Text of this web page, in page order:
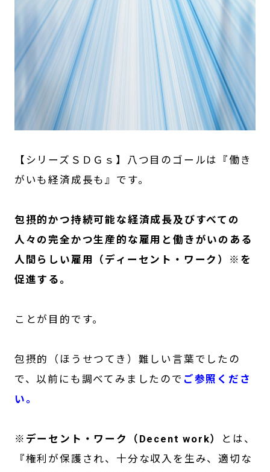
【シリーズＳＤＧｓ】八つ目のゴールは『働き
がいも経済成長も』です。
包摂的かつ持続可能な経済成長及びすべての
人々の完全かつ生産的な雇用と働きがいのある
人間らしい雇用（ディーセント・ワーク）※を
促進する。
ことが目的です。
包摂的（ほうせつてき）難しい言葉でしたの
で、以前にも調べてみましたので ご参照くださ
い。
※デーセント・ワーク（Decent work）
とは、
『権利が保護され、十分な収入を生み、適切な